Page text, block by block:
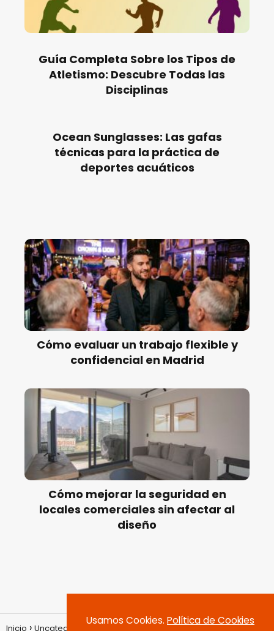
Guía Completa Sobre los Tipos de
Atletismo: Descubre Todas las
Disciplinas
Ocean Sunglasses: Las gafas
técnicas para la práctica de
deportes acuáticos
Cómo evaluar un trabajo flexible y
confidencial en Madrid
Cómo mejorar la seguridad en
locales comerciales sin afectar al
diseño
Inicio Uncategorized Aaron Ramsey: La Misteriosa Leyenda del
Usamos Cookies. Política de Cookies